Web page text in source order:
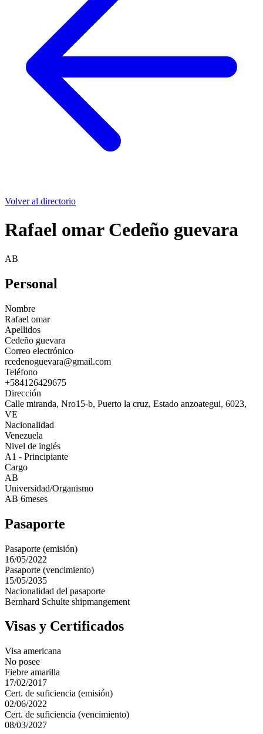
Volver al directorio
Rafael omar Cedeño guevara
AB
Personal
Nombre
Rafael omar
Apellidos
Cedeño guevara
Correo electrónico
rcedenoguevara@gmail.com
Teléfono
+584126429675
Dirección
Calle miranda, Nro15-b, Puerto la cruz, Estado anzoategui, 6023,
VE
Nacionalidad
Venezuela
Nivel de inglés
A1 - Principiante
Cargo
AB
Universidad/Organismo
AB 6meses
Pasaporte
Pasaporte (emisión)
16/05/2022
Pasaporte (vencimiento)
15/05/2035
Nacionalidad del pasaporte
Bernhard Schulte shipmangement
Visas y Certificados
Visa americana
No posee
Fiebre amarilla
17/02/2017
Cert. de suficiencia (emisión)
02/06/2022
Cert. de suficiencia (vencimiento)
08/03/2027